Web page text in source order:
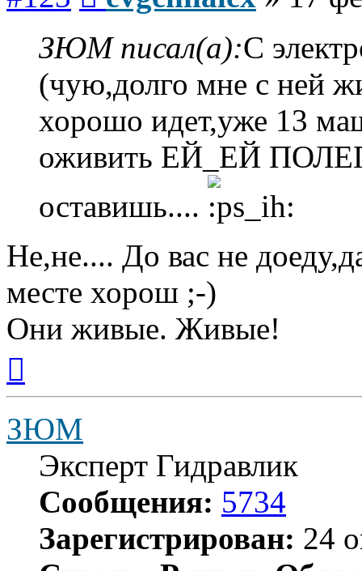
ЗЮМ писал(а):С
(чую,долго мне с ней
хорошо идет,уже 13
оживить ЕЙ_ЕЙ
оставишь....
Не,не.... До вас не
месте хорош ;-)
Они живые. Живые!
началу
ЗЮМ
Эксперт Гидравлик
Сообщения: 5734
Зарегистрирован: 24